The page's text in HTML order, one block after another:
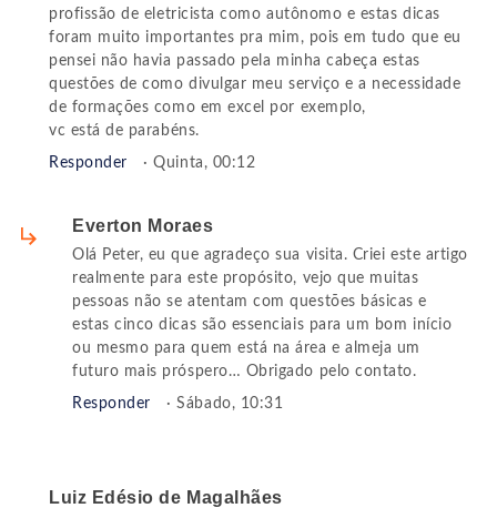
profissão de eletricista como autônomo e estas dicas
foram muito importantes pra mim, pois em tudo que eu
pensei não havia passado pela minha cabeça estas
questões de como divulgar meu serviço e a necessidade
de formações como em excel por exemplo,
vc está de parabéns.
Responder · Quinta, 00:12
Everton Moraes
Olá Peter, eu que agradeço sua visita. Criei este artigo
realmente para este propósito, vejo que muitas
pessoas não se atentam com questões básicas e
estas cinco dicas são essenciais para um bom início
ou mesmo para quem está na área e almeja um
futuro mais próspero… Obrigado pelo contato.
Responder · Sábado, 10:31
Luiz Edésio de Magalhães